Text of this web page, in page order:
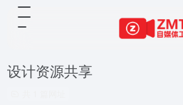
设计资源共享